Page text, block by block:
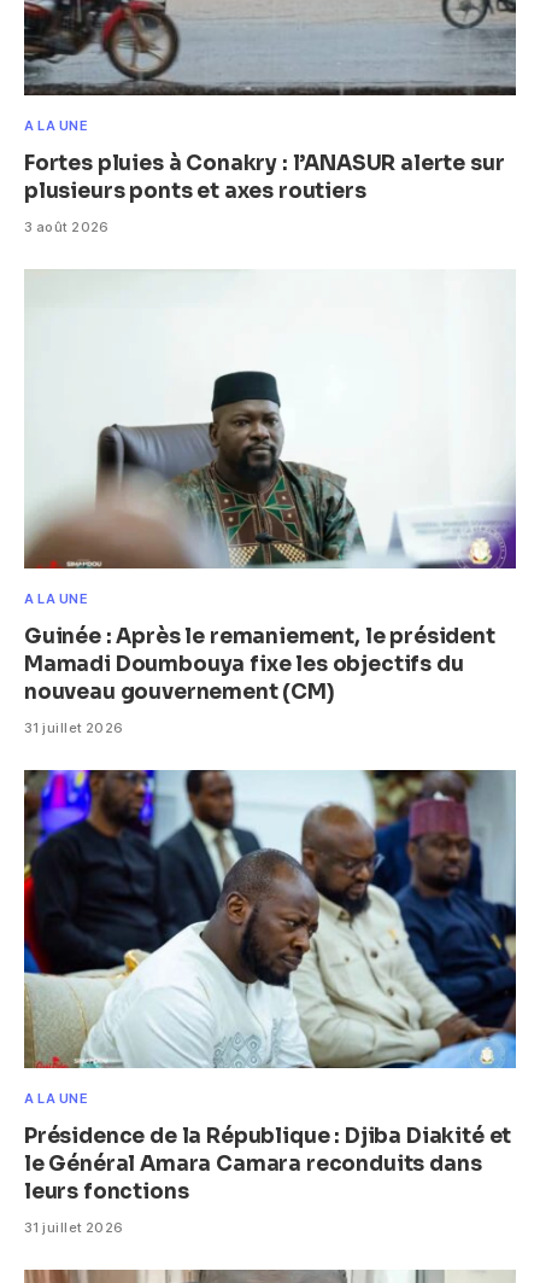
A LA UNE
Fortes pluies à Conakry : l’ANASUR alerte sur
plusieurs ponts et axes routiers
3 août 2026
A LA UNE
Guinée : Après le remaniement, le président
Mamadi Doumbouya fixe les objectifs du
nouveau gouvernement (CM)
31 juillet 2026
A LA UNE
Présidence de la République : Djiba Diakité et
le Général Amara Camara reconduits dans
leurs fonctions
31 juillet 2026